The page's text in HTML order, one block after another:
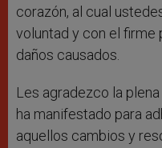
corazón, al cual
voluntad y con el firme
daños causados.
Les agradezco la
ha manifestado para
aquellos cambios y